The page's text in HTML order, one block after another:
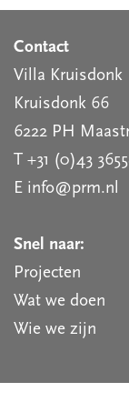
Contact
Villa Kruisdonk
Kruisdonk 66
6222 PH
T +31 (0)43
E info@prm.nl
Snel naar:
Projecten
Wat we doen
Wie we zijn